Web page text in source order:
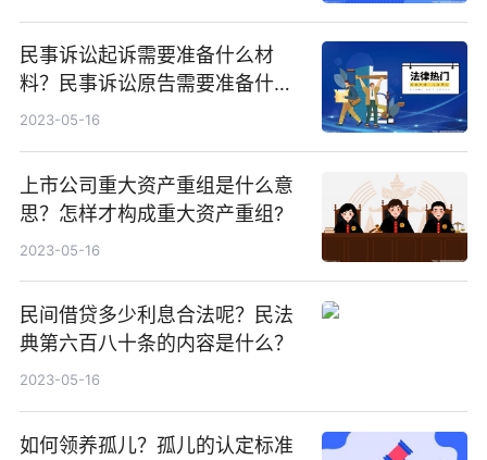
民事诉讼起诉需要准备什么材
料？民事诉讼原告需要准备什么
材料？
2023-05-16
上市公司重大资产重组是什么意
思？怎样才构成重大资产重组?
2023-05-16
民间借贷多少利息合法呢？民法
典第六百八十条的内容是什么？
2023-05-16
如何领养孤儿？孤儿的认定标准